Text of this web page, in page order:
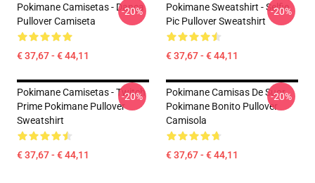
Pokimane Camisetas - Dança
Pullover Camiseta
€ 37,67 - € 44,11
-20%
Pokimane Sweatshirt - Selfie
Pic Pullover Sweatshirt
€ 37,67 - € 44,11
-20%
Pokimane Camisetas - Twitch
Prime Pokimane Pullover
Sweatshirt
€ 37,67 - € 44,11
-20%
Pokimane Camisas De Suor
Pokimane Bonito Pullover
Camisola
€ 37,67 - € 44,11
-20%